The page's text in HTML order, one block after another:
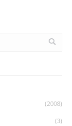
(2008)
(3)